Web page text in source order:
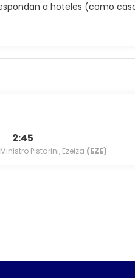
a hoteles (como
2:45
Ministro Pistarini, Ezeiza (EZE)